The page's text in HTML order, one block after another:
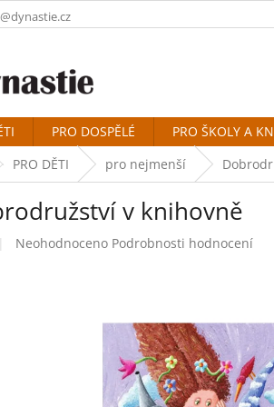
PRO DOSPĚLÉ PRO ŠKOLY A
PRO DĚTI pro nejmenší
v knihovně
Průměrné
Neohodnoceno Podrobnosti hodnocení